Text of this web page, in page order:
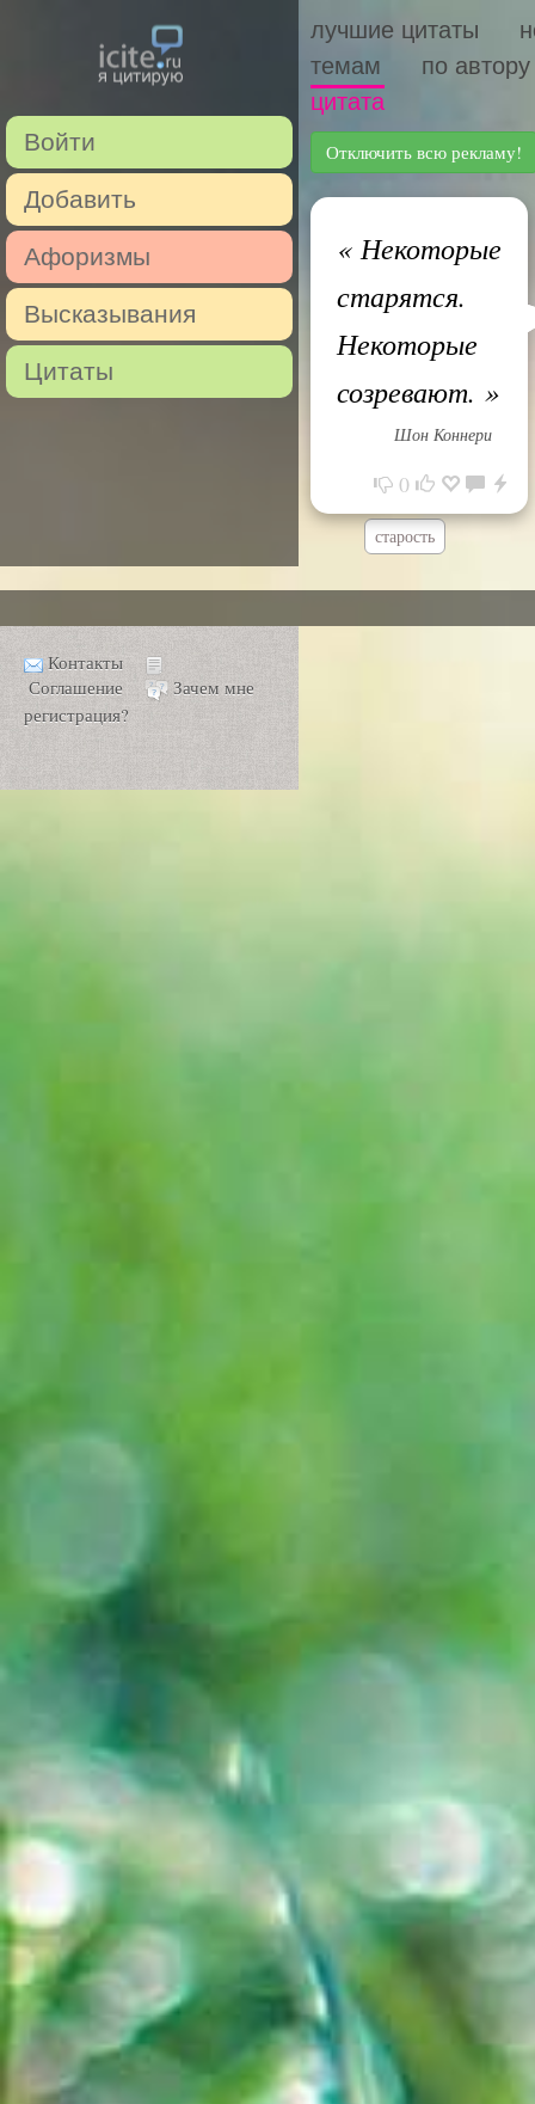
Войти
Добавить
Афоризмы
Высказывания
Цитаты
лучшие цитаты
темам
по автору
цитата
Отключить всю рекламу!
«Некоторые
старятся.
Некоторые
созревают. »
Шон Коннери
0
старость
Контакты
Соглашение
Зачем мне
регистрация?